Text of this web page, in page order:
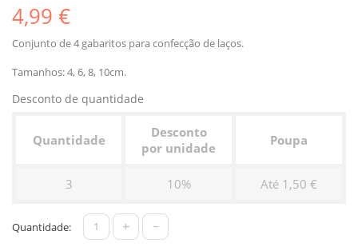
4,99 €
Conjunto de 4 gabaritos para confecção de laços.
Tamanhos: 4, 6, 8, 10cm.
Desconto de quantidade
Quantidade
Desconto
por unidade
Poupa
3 10% Até 1,50 €
Quantidade: + -